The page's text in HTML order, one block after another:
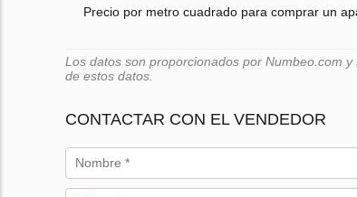
Precio por metro cuadrado para comprar un
Los datos son proporcionados por Numbeo.com
de estos datos.
CONTACTAR CON EL VENDEDOR